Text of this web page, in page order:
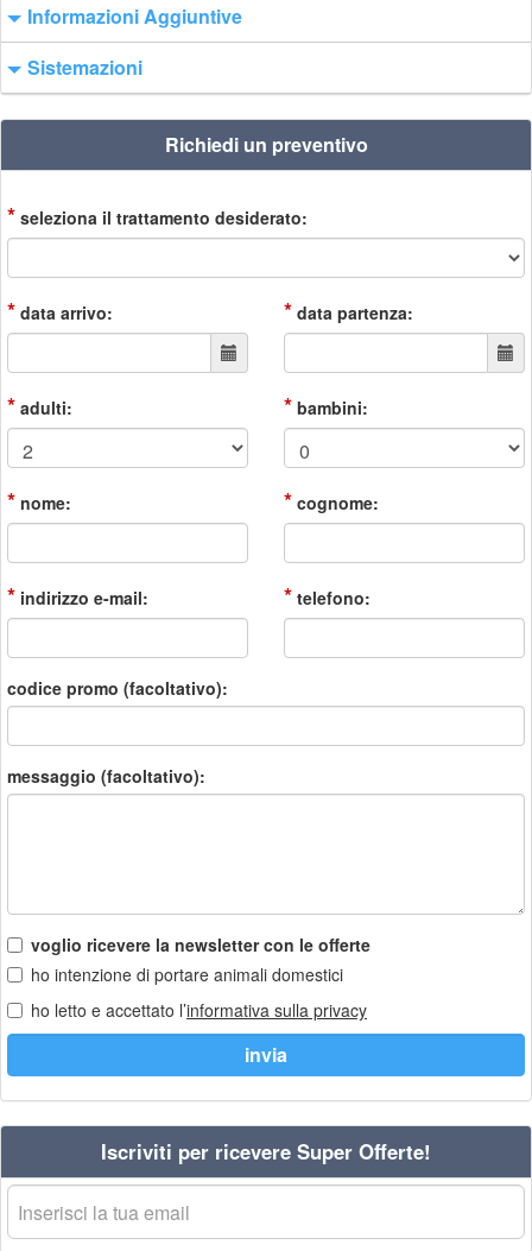
Informazioni Aggiuntive
Sistemazioni
Richiedi un preventivo
* seleziona il trattamento desiderato:
* data arrivo: * data partenza:
* adulti: * bambini:
* nome: * cognome:
* indirizzo e-mail: * telefono:
codice promo (facoltativo):
messaggio (facoltativo):
voglio ricevere la newsletter con le offerte
ho intenzione di portare animali domestici
ho letto e accettato l’informativa sulla privacy
Iscriviti per ricevere Super Offerte!
La
tua
email